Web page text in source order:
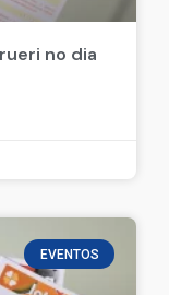
no dia
EVENTOS